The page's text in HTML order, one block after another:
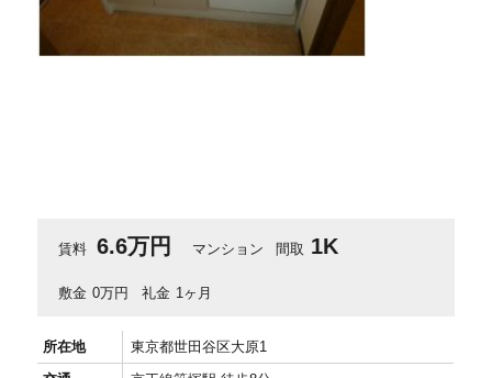
賃料 6.6万円 マンション 間取 1K
敷金 0万円 礼金 1ヶ月
所在地
東京都世田谷区大原1